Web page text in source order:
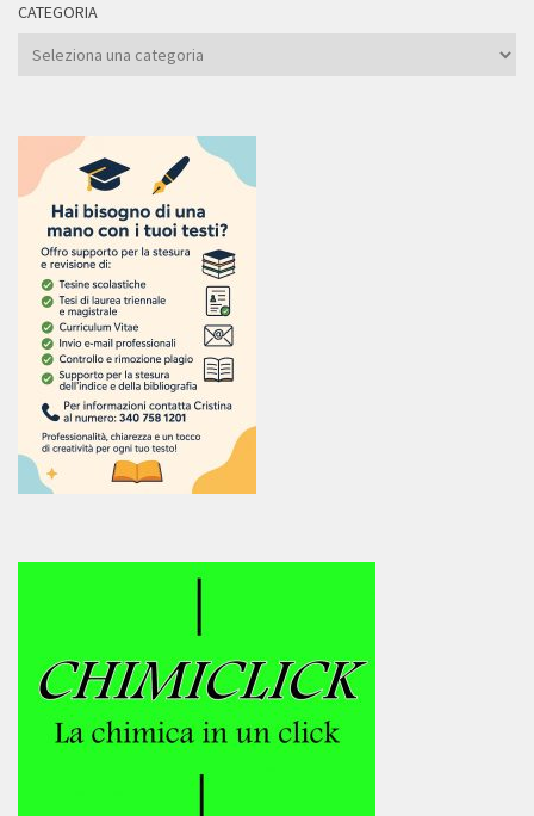
CATEGORIA
Categoria